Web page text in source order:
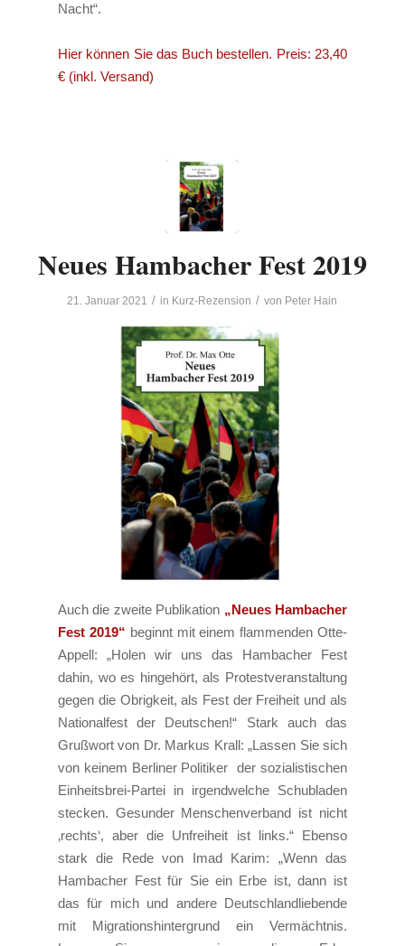
Nacht“.
Hier können Sie das Buch bestellen. Preis: 23,40
€ (inkl. Versand)
Neues Hambacher Fest 2019
21. Januar 2021 / in Kurz-Rezension / von Peter Hain
Auch die zweite Publikation „Neues Hambacher
Fest 2019“ beginnt mit einem flammenden Otte-
Appell: „Holen wir uns das Hambacher Fest
dahin, wo es hingehört, als Protestveranstaltung
gegen die Obrigkeit, als Fest der Freiheit und als
Nationalfest der Deutschen!“ Stark auch das
Grußwort von Dr. Markus Krall: „Lassen Sie sich
von keinem Berliner Politiker der sozialistischen
Einheitsbrei-Partei in irgendwelche Schubladen
stecken. Gesunder Menschenverband ist nicht
‚rechts‘, aber die Unfreiheit ist links.“ Ebenso
stark die Rede von Imad Karim: „Wenn das
Hambacher Fest für Sie ein Erbe ist, dann ist
das für mich und andere Deutschlandliebende
mit Migrationshintergrund ein Vermächtnis.